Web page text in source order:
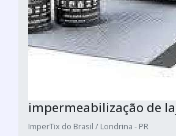
impermeabilização de
ImperTix do Brasil / Londrina - PR